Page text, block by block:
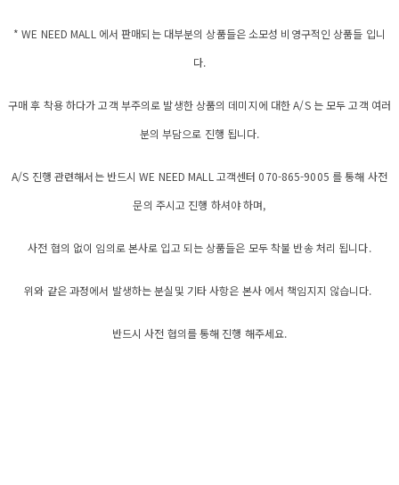
* WE NEED MALL 에서 판매되는 대부분의 상품들은 소모성 비영구적인 상품들 입니
다.
구매 후 착용 하다가 고객 부주의로 발생한 상품의 데미지에 대한 A/S 는 모두 고객 여러
분의 부담으로 진행 됩니다.
A/S 진행 관련해서는 반드시 WE NEED MALL 고객센터 070-865-9005 를 통해 사전
문의 주시고 진행 하셔야 하며,
사전 협의 없이 임의로 본사로 입고 되는 상품들은 모두 착불 반송 처리 됩니다.
위와 같은 과정에서 발생하는 분실및 기타 사항은 본사 에서 책임지지 않습니다.
반드시 사전 협의를 통해 진행 해주세요.